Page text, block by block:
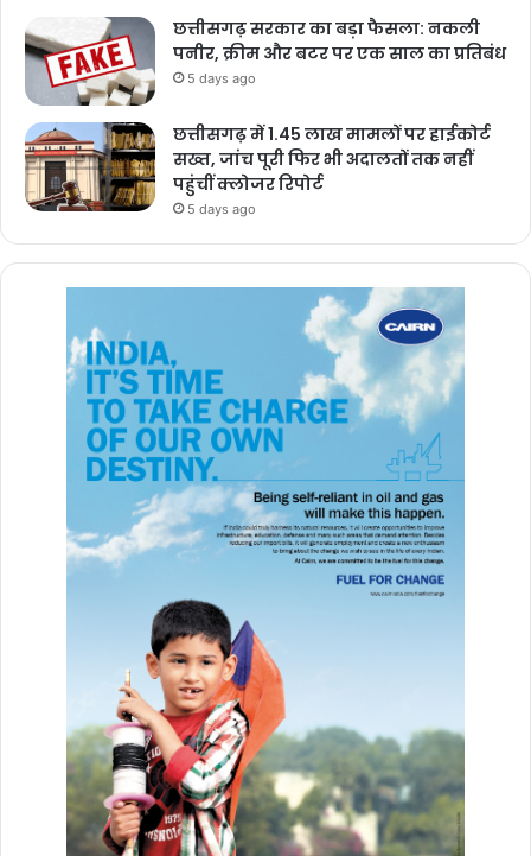
छत्तीसगढ़ सरकार का बड़ा फैसला: नकली
पनीर, क्रीम और बटर पर एक साल का प्रतिबंध
5 days ago
छत्तीसगढ़ में 1.45 लाख मामलों पर हाईकोर्ट
सख्त, जांच पूरी फिर भी अदालतों तक नहीं
पहुंचीं क्लोजर रिपोर्ट
5 days ago